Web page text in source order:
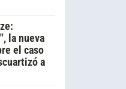
la nueva
el caso
a